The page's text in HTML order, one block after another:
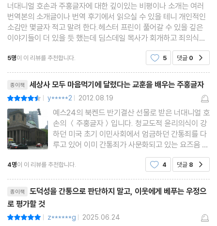
너대니얼 호손과 주홍글자에 대한 깊이있는 비평이나 소개는 여러
번역본의 소개글이나 번역 후기에서 읽으실 수 있을 테니 개인적인
소감만 몇글자 적고 말려 한다.헤스터 프린이 풀어갈 수 있을 깊은
이야기들이 더 있을 듯 했는데 딤스데일 목사가 회개하고 죄의식을
해소하는 과정을 카타르시스를 느끼라며 던져주고 일단락 될 줄은
미쳐 몰랐다. 소설의 서술방식도 옛소설이라 그런
5명이 이 리뷰를 추천합니다. 5 댓글 0
종이책 세상사 모두 마음먹기에 달렸다는 교훈을 배우는 주홍글자
| y*****2 | 2012.08.19
예스24의 북켄드 반기결산 선물로 받은 너대니얼 호
손의 ＜주홍글자＞입니다. 청교도적 윤리의식이 강
하던 미국 초기 이민사회에서 엄금하던 간통죄를 다
루고 있어 이미 간통죄가 사문화되고 있는 요즈음 간
통에 대한 사회적 규제라는 시각으로만 좁혀 본다면
공감하기 어려울 수 있다고도 하겠습니다. 하지만 1
토대로 하여 쓴 소설
4명이 이 리뷰를 추천합니다. 4 댓글 8
종이책
도덕성을 간통으로 판단하지 말고, 이웃에게 베푸는 우정으
로 평가할 것
| z******g | 2025.06.24